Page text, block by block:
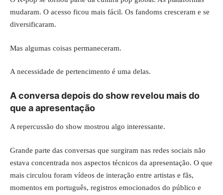
mudaram. O acesso ficou mais fácil. Os fandoms cresceram e se
diversificaram.
Mas algumas coisas permaneceram.
A necessidade de pertencimento é uma delas.
A conversa depois do show revelou mais do
que a apresentação
A repercussão do show mostrou algo interessante.
Grande parte das conversas que surgiram nas redes sociais não
estava concentrada nos aspectos técnicos da apresentação. O que
mais circulou foram vídeos de interação entre artistas e fãs,
momentos em português, registros emocionados do público e